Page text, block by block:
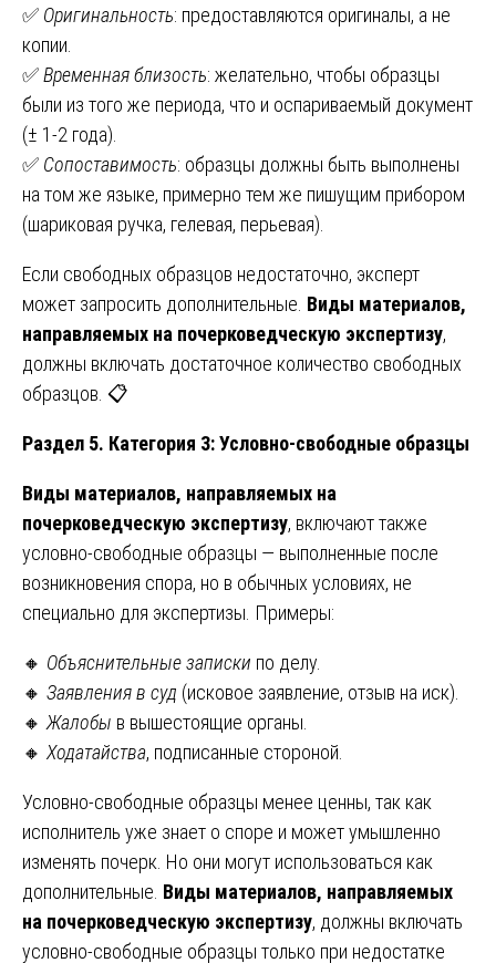
✅ Оригинальность: предоставляются оригиналы, а не
копии.
✅Временная близость: желательно, чтобы образцы
были из того же периода, что и оспариваемый документ
(± 1-2 года).
✅ Сопоставимость: образцы должны быть выполнены
на том же языке, примерно тем же пишущим прибором
(шариковая ручка, гелевая, перьевая).
Если свободных образцов недостаточно, эксперт
может запросить дополнительные. Виды материалов,
направляемых на почерковедческую экспертизу,
должны включать достаточное количество свободных
образцов. 📋
Раздел 5. Категория 3: Условно-свободные образцы
Виды материалов, направляемых на
почерковедческую экспертизу, включают также
условно-свободные образцы — выполненные после
возникновения спора, но в обычных условиях, не
специально для экспертизы. Примеры:
🔸 Объяснительные записки по делу.
🔸 Заявления в суд (исковое заявление, отзыв на иск).
🔸 Жалобы в вышестоящие органы.
🔸 Ходатайства, подписанные стороной.
Условно-свободные образцы менее ценны, так как
исполнитель уже знает о споре и может умышленно
изменять почерк. Но они могут использоваться как
дополнительные. Виды материалов, направляемых
на почерковедческую экспертизу, должны включать
условно-свободные образцы только при недостатке